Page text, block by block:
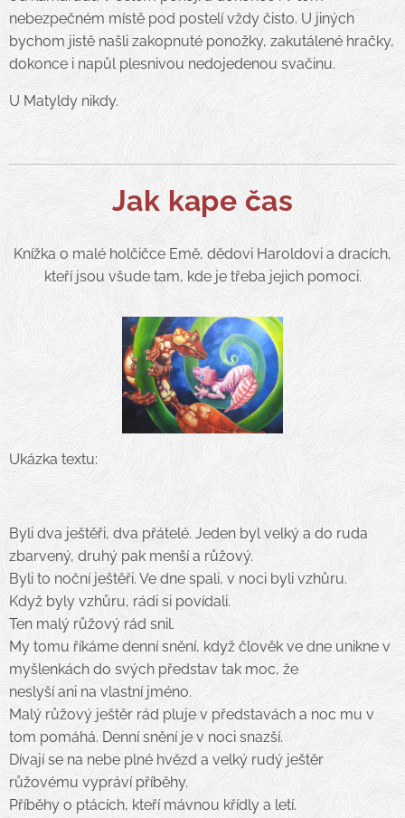
nebezpečném místě pod postelí vždy čisto. U jiných
bychom jistě našli zakopnuté ponožky, zakutálené hračky,
dokonce i napůl plesnivou nedojedenou svačinu.
U Matyldy nikdy.
Jak kape čas
Knížka o malé holčičce Emě, dědovi Haroldovi a dracích,
kteří jsou všude tam, kde je třeba jejich pomoci.
Ukázka textu:
Byli dva ještěři, dva přátelé. Jeden byl velký a do ruda
zbarvený, druhý pak menší a růžový.
Byli to noční ještěři. Ve dne spali, v noci byli vzhůru.
Když byly vzhůru, rádi si povídali.
Ten malý růžový rád snil.
My tomu říkáme denní snění, když člověk ve dne unikne v
myšlenkách do svých představ tak moc, že
neslyší ani na vlastní jméno.
Malý růžový ještěr rád pluje v představách a noc mu v
tom pomáhá. Denní snění je v noci snazší.
Dívají se na nebe plné hvězd a velký rudý ještěr
růžovému vypráví příběhy.
Příběhy o ptácích, kteří mávnou křídly a letí.